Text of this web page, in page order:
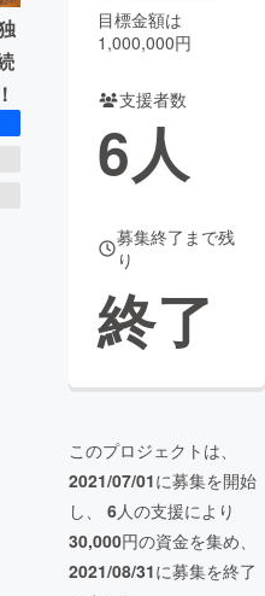
CAMPFIRE Creation
machi-ya コミュニティ
目標金額は
1,000,000円
支援者数
6人
募集終了まで残
り
終了
このプロジェクトは、
2021/07/01に募集を開始
し、 6人の支援により
30,000円の資金を集め、
2021/08/31に募集を終了